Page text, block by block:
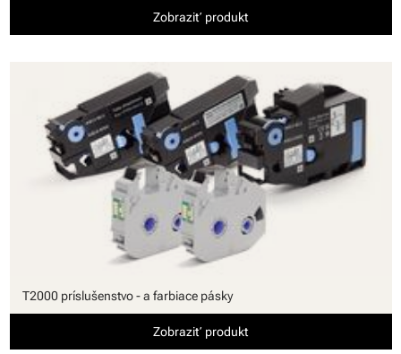
Zobraziť produkt
T2000 príslušenstvo - a farbiace pásky
Zobraziť produkt